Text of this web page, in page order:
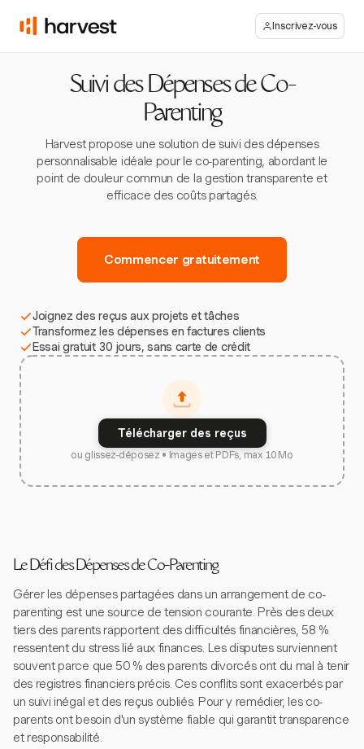
Inscrivez-vous
Suivi des Dépenses de Co-
Parenting
Harvest propose une solution de suivi des dépenses
personnalisable idéale pour le co-parenting, abordant le
point de douleur commun de la gestion transparente et
efficace des coûts partagés.
Commencer gratuitement
Joignez des reçus aux projets et tâches
Transformez les dépenses en factures clients
Essai gratuit 30 jours, sans carte de crédit
Télécharger des reçus
ou glissez-déposez • Images et PDFs, max 10 Mo
Le Défi des Dépenses de Co-Parenting
Gérer les dépenses partagées dans un arrangement de co-
parenting est une source de tension courante. Près des deux
tiers des parents rapportent des difficultés financières, 58 %
ressentent du stress lié aux finances. Les disputes surviennent
souvent parce que 50 % des parents divorcés ont du mal à tenir
des registres financiers précis. Ces conflits sont exacerbés par
un suivi inégal et des reçus oubliés. Pour y remédier, les co-
parents ont besoin d'un système fiable qui garantit transparence
et responsabilité.